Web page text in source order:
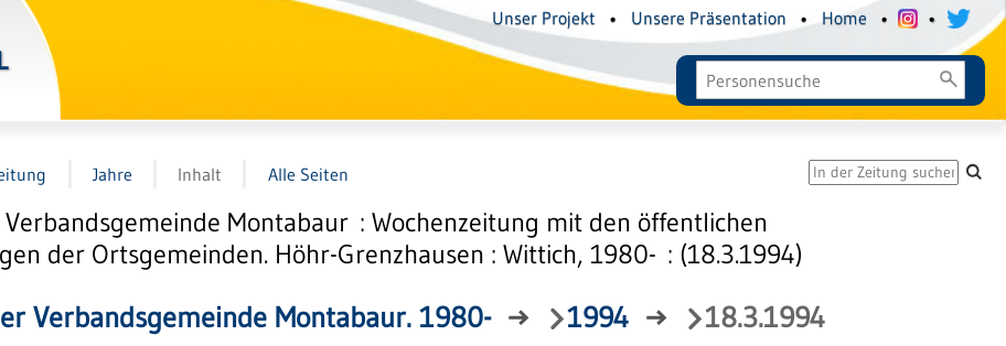
Unser Projekt • Unsere Präsentation • Home • •
Jahre Inhalt Alle Seiten
Montabaur : Wochenzeitung mit den öffentlichen
der Ortsgemeinden. Höhr-Grenzhausen : Wittich, 1980- : (18.3.1994)
Verbandsgemeinde Montabaur. 1980- → 1994 → 18.3.1994